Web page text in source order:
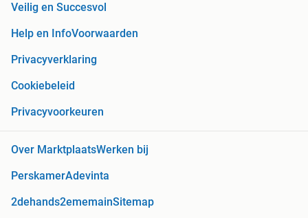
Veilig en Succesvol
Help en InfoVoorwaarden
Privacyverklaring
Cookiebeleid
Privacyvoorkeuren
Over MarktplaatsWerken bij
PerskamerAdevinta
2dehands2ememainSitemap